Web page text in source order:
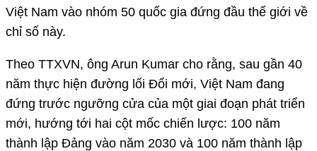
Việt Nam vào nhóm 50 quốc gia đứng đầu thế giới về
chỉ số này.
Theo TTXVN, ông Arun Kumar cho rằng, sau gần 40
năm thực hiện đường lối Đổi mới, Việt Nam đang
đứng trước ngưỡng cửa của một giai đoạn phát triển
mới, hướng tới hai cột mốc chiến lược: 100 năm
thành lập Đảng vào năm 2030 và 100 năm thành lập